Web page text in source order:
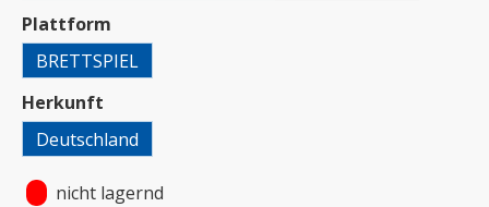
Plattform
BRETTSPIEL
Herkunft
Deutschland
nicht lagernd